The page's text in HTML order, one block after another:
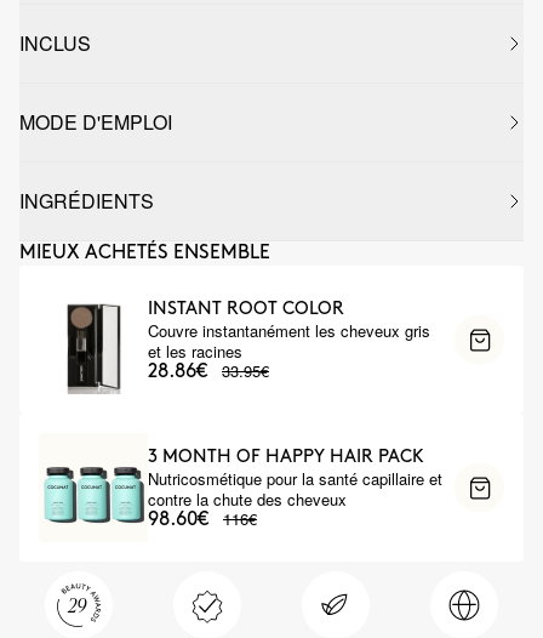
INCLUS
MODE D'EMPLOI
INGRÉDIENTS
MIEUX ACHETÉS ENSEMBLE
INSTANT ROOT COLOR
Couvre instantanément les cheveux gris
et les racines
28.86€ 33.95€
3 MONTH OF HAPPY HAIR PACK
Nutricosmétique pour la santé capillaire et
contre la chute des cheveux
98.60€ 116€